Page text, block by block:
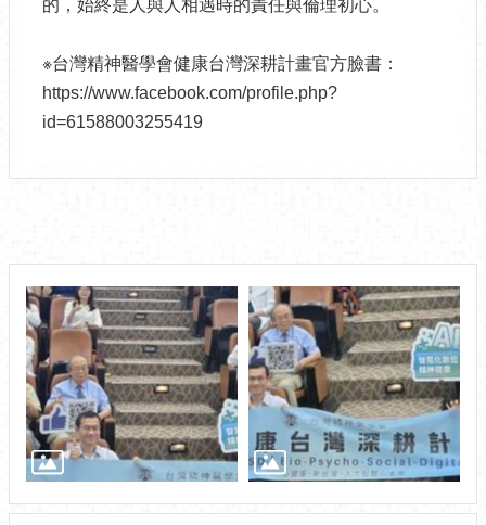
的，始終是人與人相遇時的責任與倫理初心。
※台灣精神醫學會健康台灣深耕計畫官方臉書：
https://www.facebook.com/profile.php?
id=61588003255419